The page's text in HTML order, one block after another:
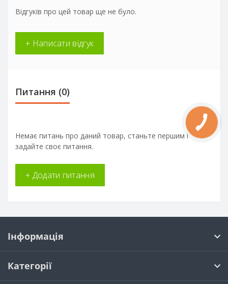
Відгуків про цей товар ще не було.
+ Написати відгук
Питання (0)
Немає питань про даний товар, станьте першим і
задайте своє питання.
+ Додати питання
Інформація
Категорії